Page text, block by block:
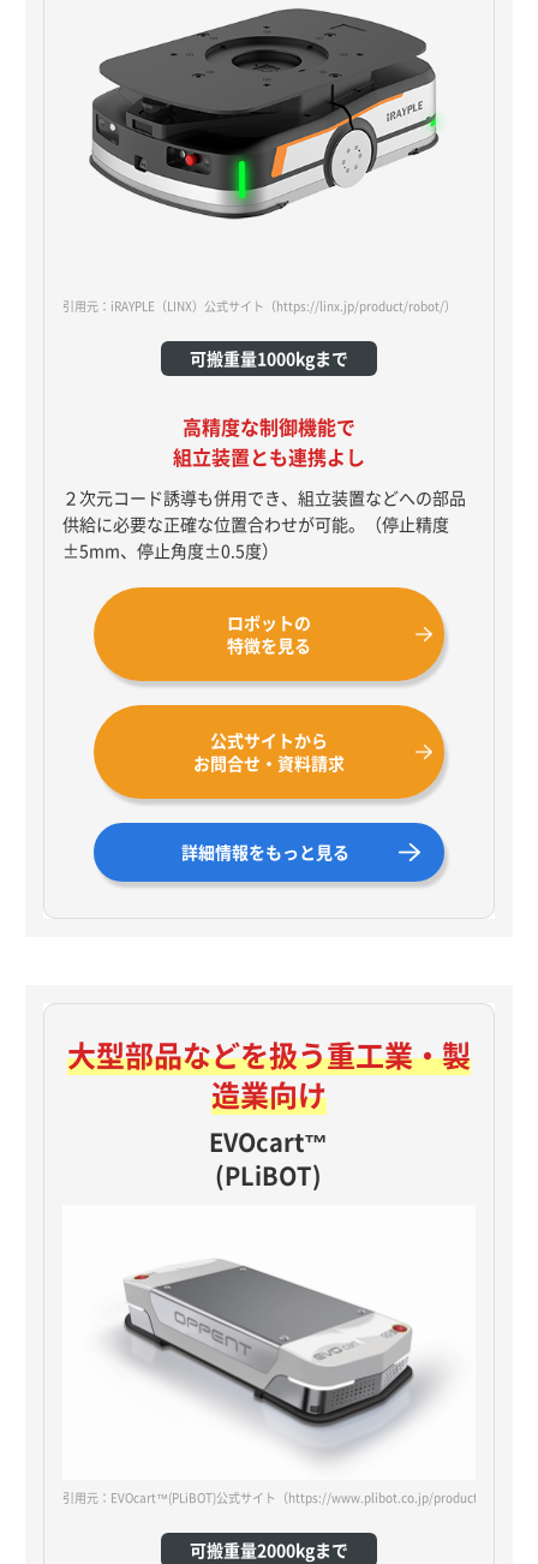
引用元：iRAYPLE（LINX）公式サイト （https://linx.jp/product/robot/）
可搬重量1000kgまで
高精度な制御機能で
組立装置とも連携よし
２次元コード誘導も併用でき、組立装置などへの部品
供給に必要な正確な位置合わせが可能。（停止精度
±5mm、停止角度±0.5度）
ロボットの
特徴を見る
公式サイトから
お問合せ・資料請求
詳細情報をもっと見る
大型部品などを扱う重工業・製
造業向け
EVOcart™
(PLiBOT)
引用元：EVOcart™(PLiBOT)公式サイト （https://www.plibot.co.jp/products/
可搬重量2000kgまで